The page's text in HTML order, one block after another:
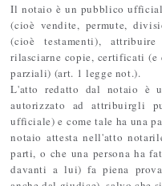
Il notaio è un pubblico
(cioè vendite, permute,
(cioè testamenti),
rilasciarne copie, certificati (e
parziali) (art. 1 legge not.).
L'atto redatto dal notaio è
autorizzato ad attribuirgli
ufficiale) e come tale ha una
notaio attesta nell'atto
parti, o che una persona ha
davanti a lui) fa piena prova